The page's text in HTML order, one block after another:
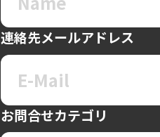
連絡先メールアドレス
お問合せカテゴリ